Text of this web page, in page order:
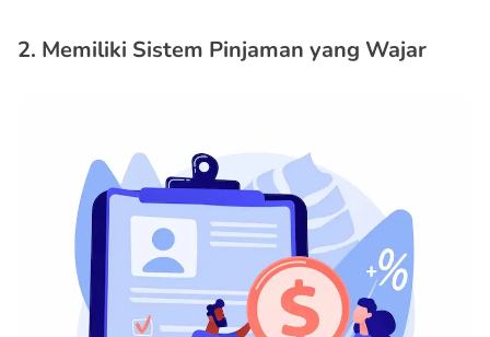
2. Memiliki Sistem Pinjaman yang Wajar